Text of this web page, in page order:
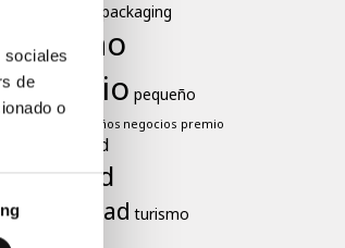
sociales
de
o
packaging
pequeño
pequeños negocios premio
Productividad
turismo